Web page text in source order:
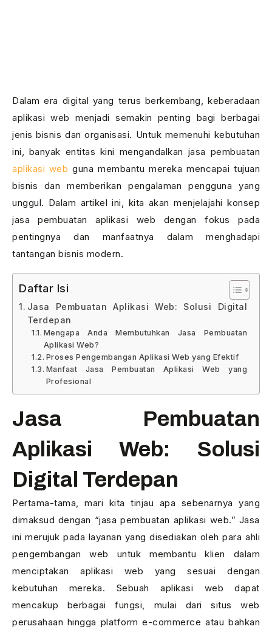
Dalam era digital yang terus berkembang, keberadaan
aplikasi web menjadi semakin penting bagi berbagai
jenis bisnis dan organisasi. Untuk memenuhi kebutuhan
ini, banyak entitas kini mengandalkan jasa pembuatan
aplikasi web guna membantu mereka mencapai tujuan
bisnis dan memberikan pengalaman pengguna yang
unggul. Dalam artikel ini, kita akan menjelajahi konsep
jasa pembuatan aplikasi web dengan fokus pada
pentingnya dan manfaatnya dalam menghadapi
tantangan bisnis modern.
Daftar Isi
Jasa Pembuatan Aplikasi Web: Solusi Digital
Terdepan
Mengapa Anda Membutuhkan Jasa Pembuatan
Aplikasi Web?
Proses Pengembangan Aplikasi Web yang Efektif
Manfaat Jasa Pembuatan Aplikasi Web yang
Profesional
Jasa Pembuatan
Aplikasi Web: Solusi
Digital Terdepan
Pertama-tama, mari kita tinjau apa sebenarnya yang
dimaksud dengan “jasa pembuatan aplikasi web.” Jasa
ini merujuk pada layanan yang disediakan oleh para ahli
pengembangan web untuk membantu klien dalam
menciptakan aplikasi web yang sesuai dengan
kebutuhan mereka. Sebuah aplikasi web dapat
mencakup berbagai fungsi, mulai dari situs web
perusahaan hingga platform e-commerce atau bahkan